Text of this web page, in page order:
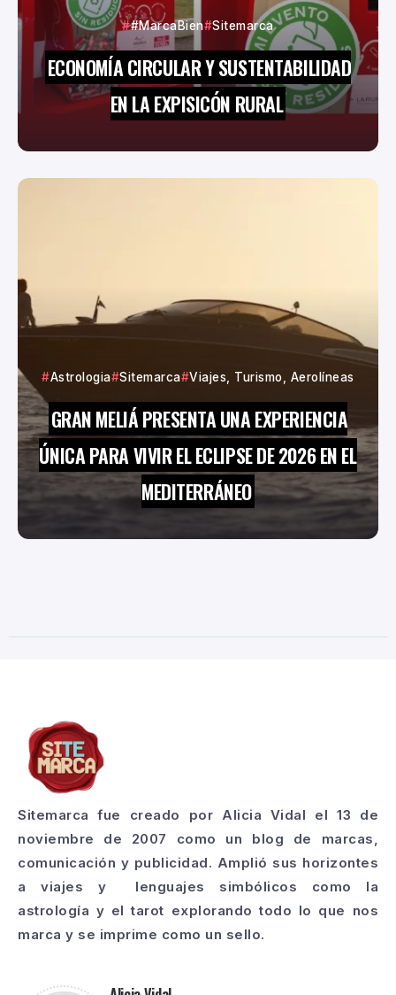
#MarcaBien Sitemarca
ECONOMÍA CIRCULAR Y SUSTENTABILIDAD
EN LA EXPISICÓN RURAL
Astrologia Sitemarca Viajes, Turismo, Aerolíneas
GRAN MELIÁ PRESENTA UNA EXPERIENCIA
ÚNICA PARA VIVIR EL ECLIPSE DE 2026 EN EL
MEDITERRÁNEO
Sitemarca fue creado por Alicia Vidal el 13 de
noviembre de 2007 como un blog de marcas,
comunicación y publicidad. Amplió sus horizontes
a viajes y lenguajes simbólicos como la
astrología y el tarot explorando todo lo que nos
marca y se imprime como un sello.